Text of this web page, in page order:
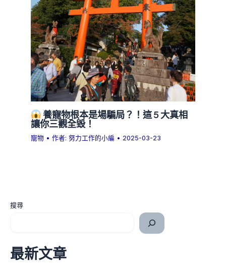
養寵物根本是場騙局？！這 5 大真相
讓你三觀全毀！
寵物 • 作者:努力工作的小編 • 2025-03-23
搜尋
最新文章